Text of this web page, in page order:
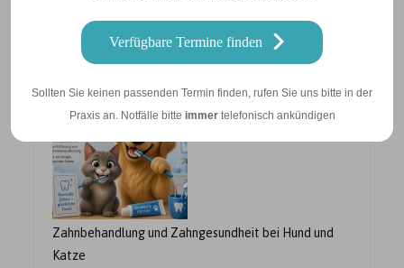
Verfügbare Termine finden
Sollten Sie keinen passenden Termin finden, rufen Sie uns bitte in der
Praxis an. Notfälle bitte immertelefonisch ankündigen
24. Juli 2026
Zahnbehandlung und Zahngesundheit bei Hund und
Katze